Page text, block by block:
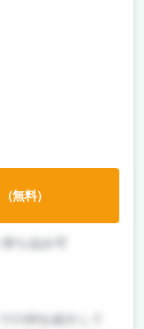
ち込み可
CSRを紹介して
無料）